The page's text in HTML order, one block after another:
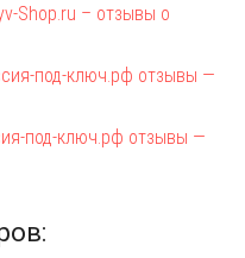
Shop.ru – отзывы о
под-ключ.рф отзывы —
под-ключ.рф отзывы —